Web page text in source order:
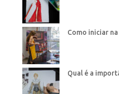
Como iniciar
Qual é a